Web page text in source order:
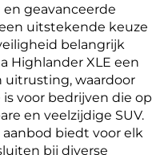
geavanceerde
uitstekende keuze
belangrijk
Highlander XLE een
uitrusting, waardoor
voor bedrijven die op
en veelzijdige SUV.
aanbod biedt voor elk
bij diverse